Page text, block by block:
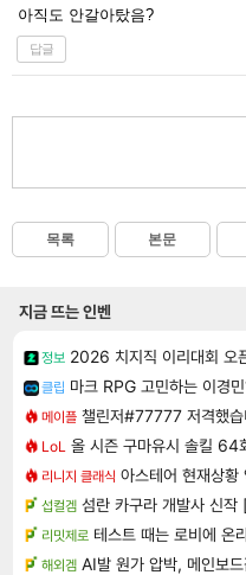
아직도 안갈아탔음?
답글
목록 본문
지금 뜨는 인벤
정보 2026 치지직 이리대회 오
클립 마크 RPG 고민하는 이경
메이플 챌린저#77777 저격했습
LoL 올 시즌 구마유시 솔킬
리니지 클래식 아스테어 현재상황
섭컬겜 섬란 카구라 개발사 신
리밋제로 테스트 때는 로비에 온
해외겜 AI발 원가 압박, 메인보